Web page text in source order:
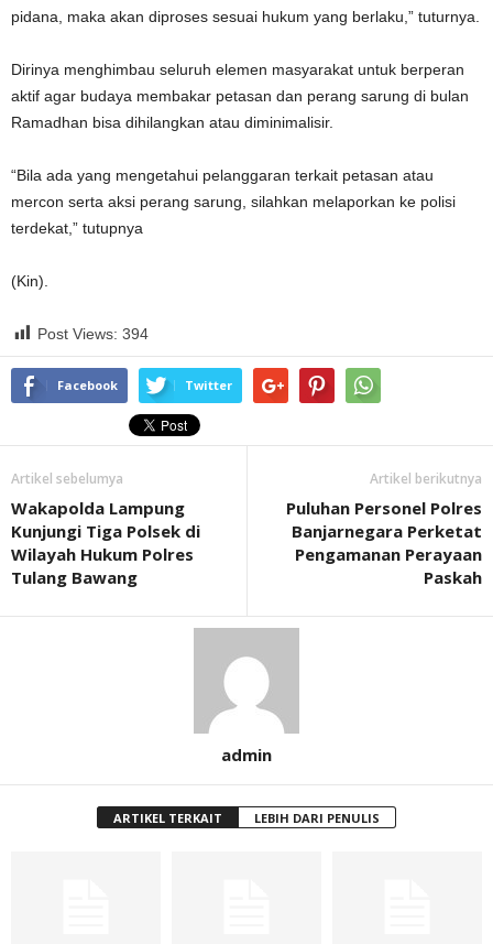
pidana, maka akan diproses sesuai hukum yang berlaku,” tuturnya.
Dirinya menghimbau seluruh elemen masyarakat untuk berperan
aktif agar budaya membakar petasan dan perang sarung di bulan
Ramadhan bisa dihilangkan atau diminimalisir.
“Bila ada yang mengetahui pelanggaran terkait petasan atau
mercon serta aksi perang sarung, silahkan melaporkan ke polisi
terdekat,” tutupnya
(Kin).
Post Views: 394
Facebook Twitter
Artikel sebelumya
Wakapolda Lampung
Kunjungi Tiga Polsek di
Wilayah Hukum Polres
Tulang Bawang
Artikel berikutnya
Puluhan Personel Polres
Banjarnegara Perketat
Pengamanan Perayaan
Paskah
admin
ARTIKEL TERKAIT LEBIH DARI PENULIS